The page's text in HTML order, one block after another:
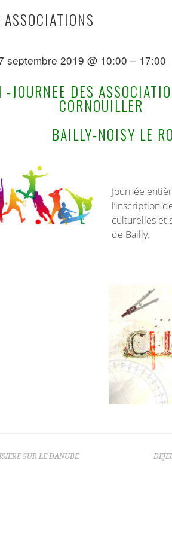
septembre 2019 @ 10:00 – 17:00
JOURNEE DES
CORNOUILLER
NOISY LE
Journée
l’inscription
culturelles et
de Bailly.
SUR LE DANUBE